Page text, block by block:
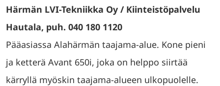
Härmän LVI-Tekniikka Oy / Kiinteistöpalvelu
Hautala, puh. 040 180 1120
Pääasiassa Alahärmän taajama-alue. Kone pieni
ja ketterä Avant 650i, joka on helppo siirtää
kärryllä myöskin taajama-alueen ulkopuolelle.